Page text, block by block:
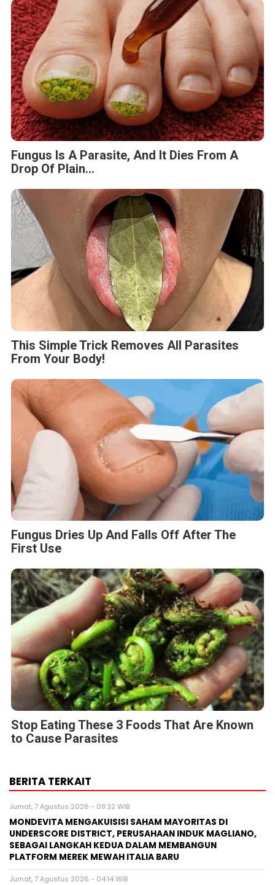
Fungus Is A Parasite, And It Dies From A
Drop Of Plain...
This Simple Trick Removes All Parasites
From Your Body!
Fungus Dries Up And Falls Off After The
First Use
Stop Eating These 3 Foods That Are Known
to Cause Parasites
BERITA TERKAIT
Jumat, 7 Agustus 2026 - 09:32 WIB
MONDEVITA MENGAKUISISI SAHAM MAYORITAS DI
UNDERSCORE DISTRICT, PERUSAHAAN INDUK MAGLIANO,
SEBAGAI LANGKAH KEDUA DALAM MEMBANGUN
PLATFORM MEREK MEWAH ITALIA BARU
Jumat, 7 Agustus 2026 - 04:14 WIB